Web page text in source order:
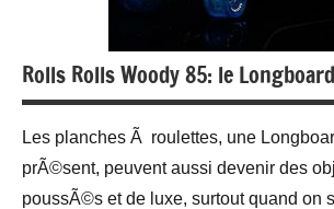
Rolls Rolls Woody 85: le
Les planches Ã roulettes, une
prÃ©sent, peuvent aussi devenir des
poussÃ©s et de luxe, surtout quand on